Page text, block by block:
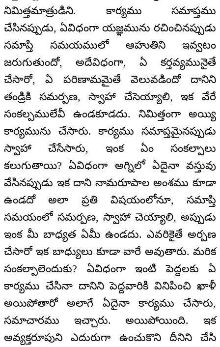
నిమిత్తమాత్రుడిని. కార్యము సమాప్తము
చేసినప్పుడు, ఏవిధంగా యజ్ఞమును రచించినప్పుడు
సమాప్తి సమయములో ఆహుతిని ఇవ్వటం
జరుగుతుందో, అదేవిధంగా, ఏ కర్తవ్యమునైతే
చేసారో, ఏ పరిణామమైతే వెలువడిందో దానిని
తండ్రికి సమర్పణ, స్వాహా చేసెయ్యాలి, ఇక వేరే
సంకల్పములేవీ ఉండకూడదు. నిమిత్తంగా అయ్యి
కార్యమును చేసారు. కార్యము సమాప్తమైనప్పుడు
స్వాహా చేసేసారు, ఇంక ఏం సంకల్పాలు
కలుగుతాయి? ఏవిధంగా అగ్నిలో ఏదైనా వస్తువు
వేసినప్పుడు ఇక దాని నామరూపాల అంశము కూడా
ఉండదో అలా ప్రతి విషయంలోనూ, సమాప్తి
సమయంలో సమర్పణ, స్వాహా చెయ్యాలి, అప్పుడు
ఇంక మీ బాధ్యత ఏమీ ఉండదు. ఎవరికైతే అర్పణ
చేసారో ఇక బాధ్యులు కూడా వారే అవుతారు. మరిక
సంకల్పాలెందుకు? ఏవిధంగా ఇంటి పెద్దలకు ఏ
కార్యము చేసినా దానిని పెద్దవారికి వినిపించి ఖాళీ
అయిపోతారో అలాగే ఏదైనా కార్యము చేసారు,
సమాచారము ఇచ్చారు. అయిపోయింది. ఇక
అవ్యక్తరూపుని ఎదురుగా ఉంచుకొని దీనిని చేసి